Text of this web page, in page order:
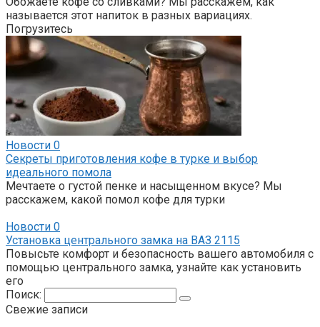
называется этот напиток в разных вариациях.
Погрузитесь
Новости 0
Секреты приготовления кофе в турке и выбор
идеального помола
Мечтаете о густой пенке и насыщенном вкусе? Мы
расскажем, какой помол кофе для турки
Новости 0
Установка центрального замка на ВАЗ 2115
Повысьте комфорт и безопасность вашего автомобиля с
помощью центрального замка, узнайте как установить
его
Поиск:
Свежие записи